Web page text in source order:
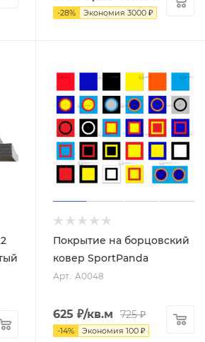
-28% Экономия 3000 ₽
Покрытие на борцовский
ковер SportPanda
Арт.: A0048
625 ₽/кв.м 725₽
-14% Экономия 100 ₽